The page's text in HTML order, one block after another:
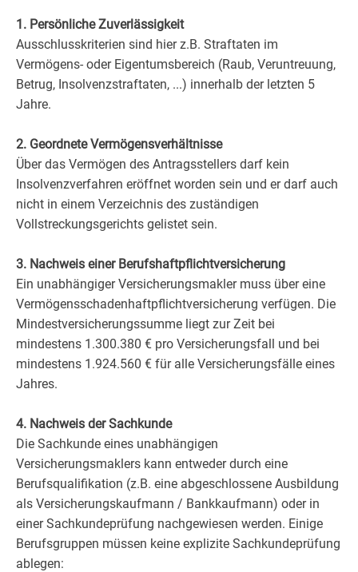
1. Persönliche Zuverlässigkeit
Ausschlusskriterien sind hier z.B. Straftaten im
Vermögens- oder Eigentumsbereich (Raub, Veruntreuung,
Betrug, Insolvenzstraftaten, ...) innerhalb der letzten 5
Jahre.
2. Geordnete Vermögensverhältnisse
Über das Vermögen des Antragsstellers darf kein
Insolvenzverfahren eröffnet worden sein und er darf auch
nicht in einem Verzeichnis des zuständigen
Vollstreckungsgerichts gelistet sein.
3. Nachweis einer Berufshaftpflichtversicherung
Ein unabhängiger Versicherungsmakler muss über eine
Vermögensschadenhaftpflichtversicherung verfügen. Die
Mindestversicherungssumme liegt zur Zeit bei
mindestens 1.300.380 € pro Versicherungsfall und bei
mindestens 1.924.560 € für alle Versicherungsfälle eines
Jahres.
4. Nachweis der Sachkunde
Die Sachkunde eines unabhängigen
Versicherungsmaklers kann entweder durch eine
Berufsqualifikation (z.B. eine abgeschlossene Ausbildung
als Versicherungskaufmann / Bankkaufmann) oder in
einer Sachkundeprüfung nachgewiesen werden. Einige
Berufsgruppen müssen keine explizite Sachkundeprüfung
ablegen: